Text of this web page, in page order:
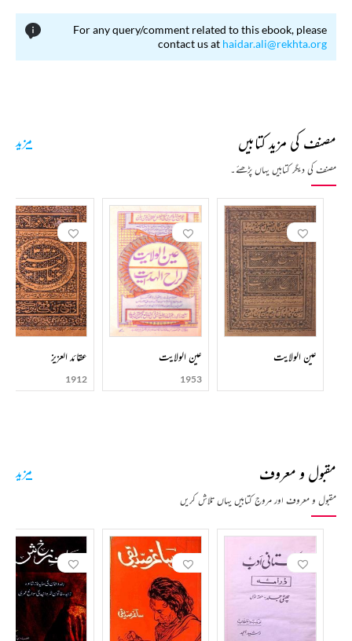
For any query/comment related to this ebook, please
contact us at haidar.ali@rekhta.org
مصنف کی مزید کتابیں
مصنف کی دیگر کتابیں یہاں پڑھئے۔
مزید
عین الولایت عین الولایت
1953
عقائد العزیز
1912
مقبول و معروف
مقبول و معروف اور مروج کتابیں یہاں تلاش کریں
مزید